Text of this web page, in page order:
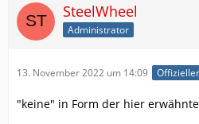
SteelWheel
Administrator
13. November 2022 um 14:09
"keine" in Form der hier